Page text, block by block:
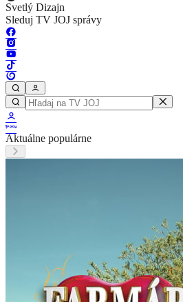
Svetlý Dizajn
Sleduj TV JOJ správy
Aktuálne populárne